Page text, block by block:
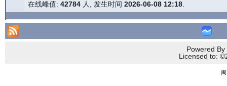
在线峰值: 42784人, 发生时间 2026-06-08 12:18.
Powered
Licensed to: